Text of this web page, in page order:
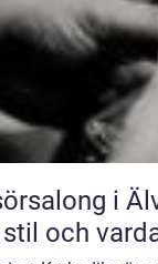
i
och